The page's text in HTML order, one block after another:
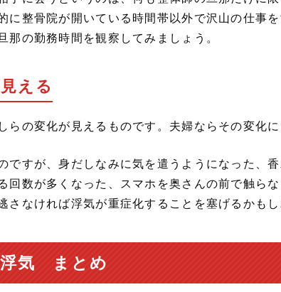
に整骨院が開いている時間帯以外で沢山の仕事
那の勤務時間を観察してみましょう。
える
らの変化が見えるものです。夫婦ならその変化
ですが、身だしなみに気を遣うようになった、
回数が多くなった、スマホを奥さんの前で触ら
さなければ浮気が重症化することを塞げるかもし
浮気 まとめ